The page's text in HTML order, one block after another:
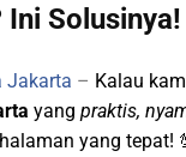
Ini Solusinya!
Jakarta – Kalau
yang praktis,
yang tepat!